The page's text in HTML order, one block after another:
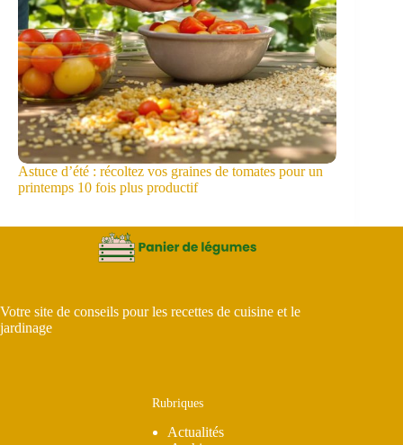
Astuce d’été : récoltez vos graines de tomates pour un
printemps 10 fois plus productif
Votre site de conseils pour les recettes de cuisine et le
jardinage
Rubriques
Actualités